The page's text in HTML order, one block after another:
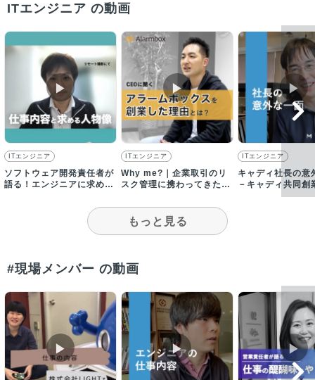
ITエンジニア の動画
▶︎
ITエンジニア
ソフトウェア開発責任者が
語る！エンジニアに求める
▶︎
ITエンジニア
Why me?｜企業取引のリ
スク管理に携わってきた私
理由
▶︎
ITエンジニア
キャディ社長の意
－キャディ共同創
（CTO）の小橋
もっと見る
#現場メンバー の動画
▶︎ ▶︎ ▶︎